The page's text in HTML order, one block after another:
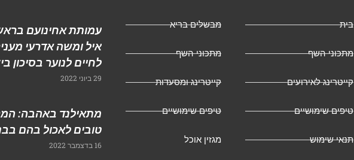
בית
מתכוני השף
קייטרינג לאירועים
טיפים שימושיים
תנאי שימוש
מבשלים בריא
מתכוני השף
קייטרינג ומסעדות
טיפים שימושיים
מגזין אוכל
עמותת אחינועם
איל ומשה אדרעי
לחיים לנוער בסיכון
29 ביוני 2022
מתאילנד באהבה:
טובים לאכול בהם
16 בדצמבר 2022